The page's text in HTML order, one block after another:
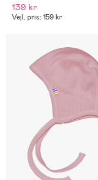
139 kr
Vejl. pris: 159 kr